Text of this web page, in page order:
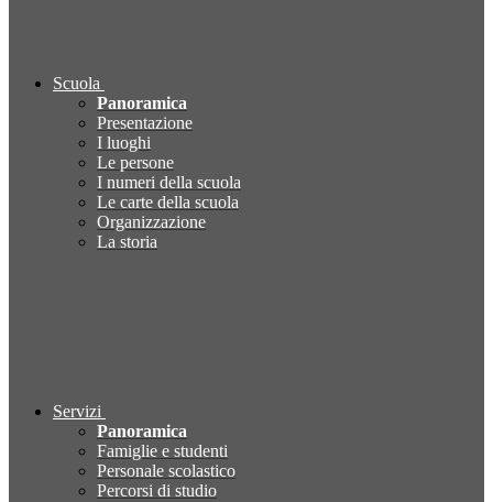
Scuola
Panoramica
Presentazione
I luoghi
Le persone
I numeri della scuola
Le carte della scuola
Organizzazione
La storia
Servizi
Panoramica
Famiglie e studenti
Personale scolastico
Percorsi di studio